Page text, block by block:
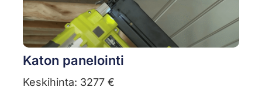
Katon panelointi
Keskihinta: 3277 €